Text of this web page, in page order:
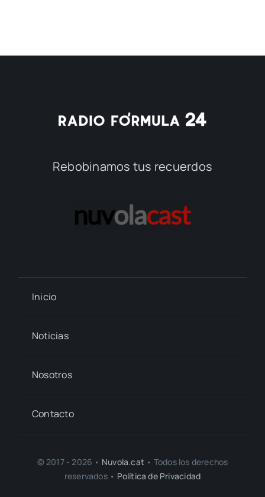
Rebobinamos tus recuerdos
Inicio
Noticias
Nosotros
Contacto
© 2017 - 2026 • Nuvola.cat • Todos los derechos
reservados • Política de Privacidad